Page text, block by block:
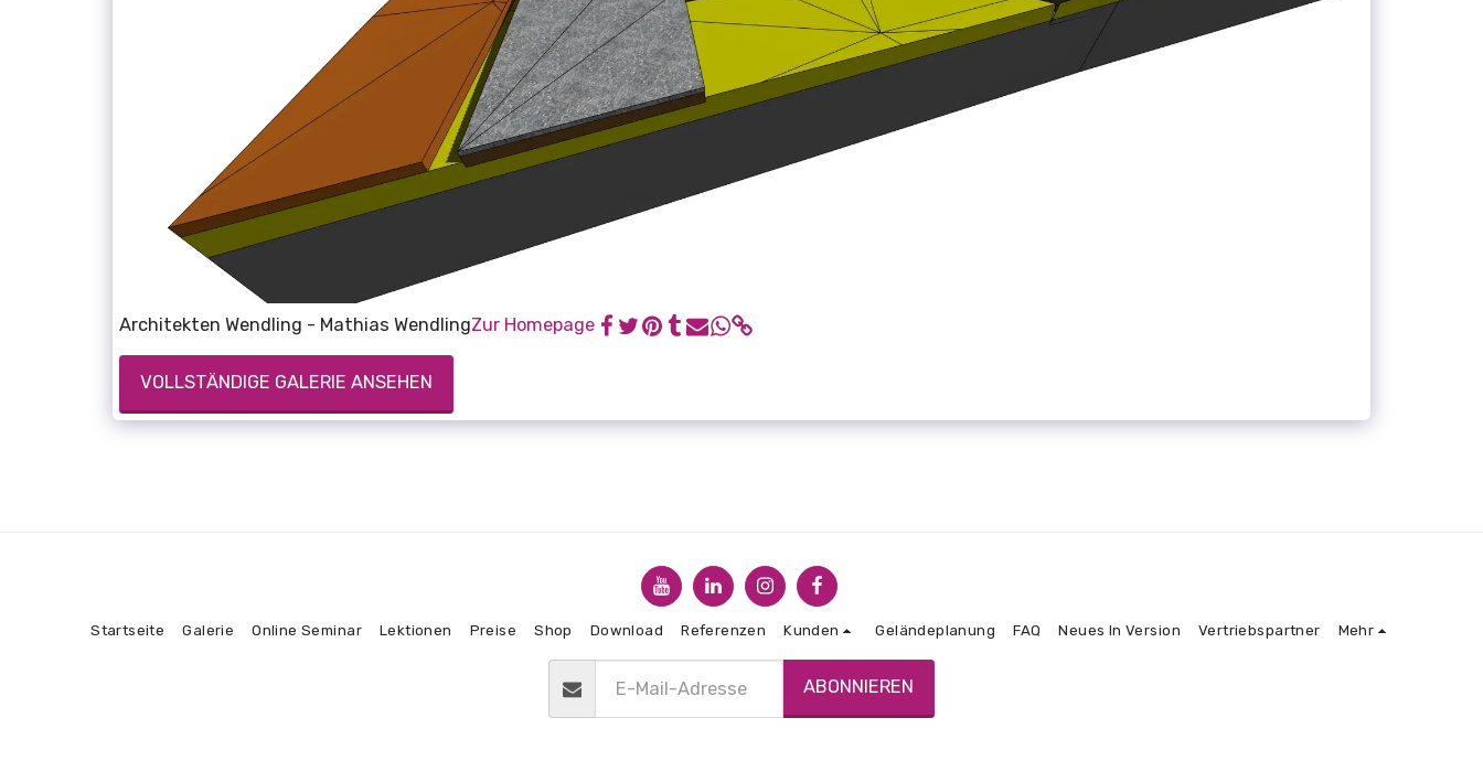
Architekten Wendling - Mathias WendlingZur Homepage
VOLLSTÄNDIGE GALERIE ANSEHEN
Startseite Galerie Online Seminar Lektionen Preise Shop Download Referenzen Kunden Geländeplanung FAQ Neues In Version Vertriebspartner Mehr
ABONNIEREN